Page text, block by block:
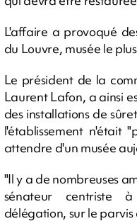
L'affaire a provoqué
du Louvre, musée le
Le président de la
Laurent Lafon, a ainsi
des installations de
l'établissement n'était
attendre d'un musée
"Il y a de nombreuses
sénateur centriste
délégation, sur le parvis